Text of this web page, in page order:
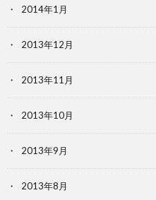
2014年1月
2013年12月
2013年11月
2013年10月
2013年9月
2013年8月